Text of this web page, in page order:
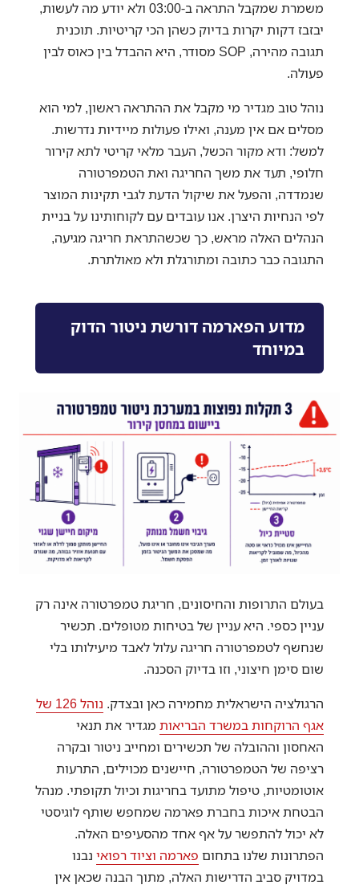
משמרת שמקבל התראה ב-03:00 ולא יודע מה לעשות,
יבזבז דקות יקרות בדיוק כשהן הכי קריטיות. תוכנית
תגובה מהירה, SOP מסודר, היא ההבדל בין כאוס לבין
פעולה.
נוהל טוב מגדיר מי מקבל את ההתראה ראשון, למי הוא
מסלים אם אין מענה, ואילו פעולות מיידיות נדרשות.
למשל: ודא מקור הכשל, העבר מלאי קריטי לתא קירור
חלופי, תעד את משך החריגה ואת הטמפרטורה
שנמדדה, והפעל את שיקול הדעת לגבי תקינות המוצר
לפי הנחיות היצרן. אנו עובדים עם לקוחותינו על בניית
הנהלים האלה מראש, כך שכשהתראת חריגה מגיעה,
התגובה כבר כתובה ומתורגלת ולא מאולתרת.
מדוע הפארמה דורשת ניטור הדוק
במיוחד
בעולם התרופות והחיסונים, חריגת טמפרטורה אינה רק
עניין כספי. היא עניין של בטיחות מטופלים. תכשיר
שנחשף לטמפרטורה חריגה עלול לאבד מיעילותו בלי
שום סימן חיצוני, וזו בדיוק הסכנה.
הרגולציה הישראלית מחמירה כאן ובצדק.
נוהל 126 של
אגף הרוקחות במשרד הבריאותמגדיר את תנאי
האחסון וההובלה של תכשירים ומחייב ניטור ובקרה
רציפה של הטמפרטורה, חיישנים מכוילים, התרעות
אוטומטיות, טיפול מתועד בחריגות וכיול תקופתי. מנהל
הבטחת איכות בחברת פארמה שמחפש שותף לוגיסטי
לא יכול להתפשר על אף אחד מהסעיפים האלה.
הפתרונות שלנו בתחום פארמה וציוד רפואינבנו
במדויק סביב הדרישות האלה, מתוך הבנה שכאן אין